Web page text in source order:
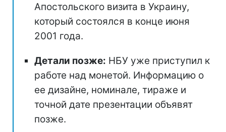
Апостольского визита в Украину,
который состоялся в конце июня
2001 года.
Детали позже: НБУ уже приступил к
работе над монетой. Информацию о
ее дизайне, номинале, тираже и
точной дате презентации объявят
позже.